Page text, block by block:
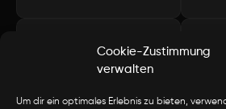
Cookie-Zustimmung
verwalten
Um dir ein optimales Erlebnis zu bieten,
YouTube